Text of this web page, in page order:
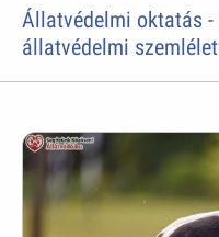
Állatvédelmi oktatás
állatvédelmi